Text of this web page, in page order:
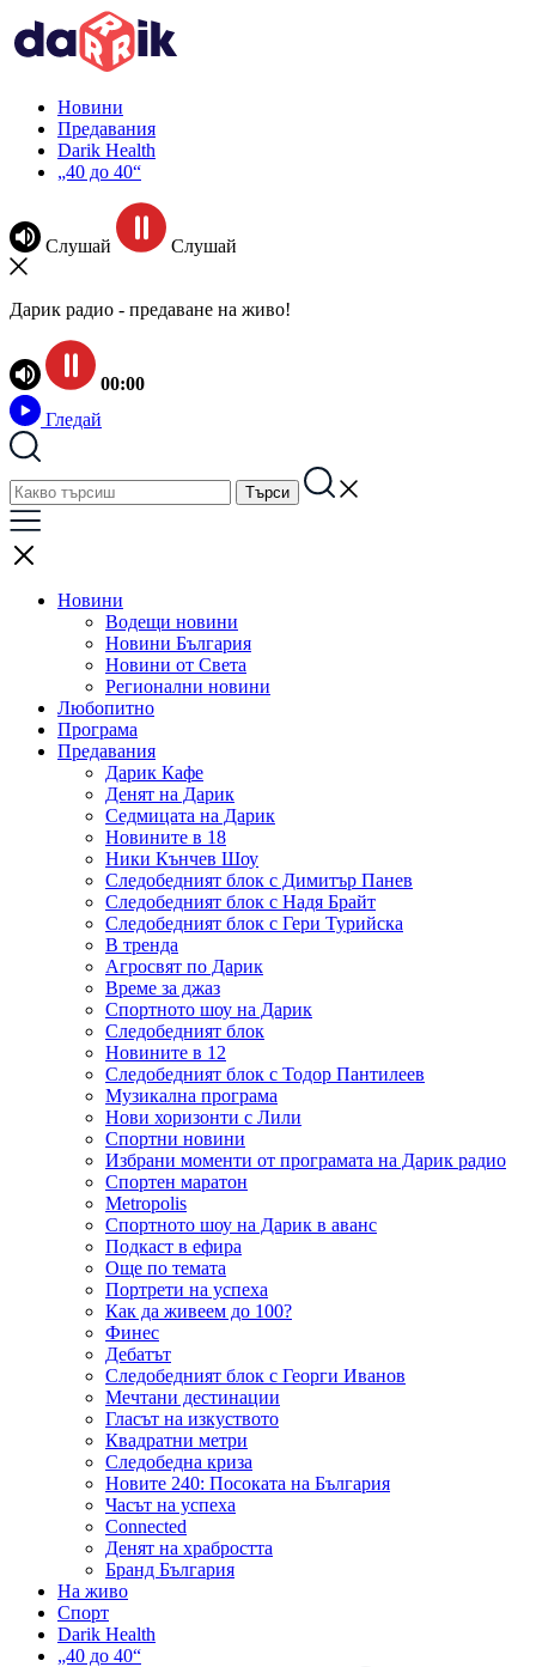
Новини
Предавания
Darik Health
„40 до 40“
Слушай Слушай
Дарик радио - предаване на живо!
00:00
Гледай
Новини
Водещи новини
Новини България
Новини от Света
Регионални новини
Любопитно
Програма
Предавания
Дарик Кафе
Денят на Дарик
Седмицата на Дарик
Новините в 18
Ники Кънчев Шоу
Следобедният блок с Димитър Панев
Следобедният блок с Надя Брайт
Следобедният блок с Гери Турийска
В тренда
Агросвят по Дарик
Време за джаз
Спортното шоу на Дарик
Следобедният блок
Новините в 12
Следобедният блок с Тодор Пантилеев
Музикална програма
Нови хоризонти с Лили
Спортни новини
Избрани моменти от програмата на Дарик радио
Спортен маратон
Metropolis
Спортното шоу на Дарик в аванс
Подкаст в ефира
Още по темата
Портрети на успеха
Как да живеем до 100?
Финес
Дебатът
Следобедният блок с Георги Иванов
Мечтани дестинации
Гласът на изкуството
Квадратни метри
Следобедна криза
Новите 240: Посоката на България
Часът на успеха
Connected
Денят на храбростта
Бранд България
На живо
Спорт
Darik Health
„40 до 40“